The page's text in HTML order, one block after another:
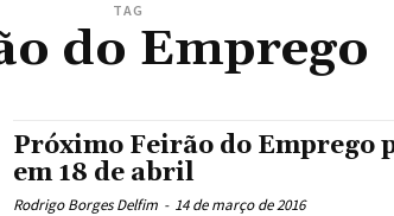
TAG
do Emprego
Próximo Feirão do Emprego
em 18 de abril
Rodrigo Borges Delfim - 14 de março de 2016